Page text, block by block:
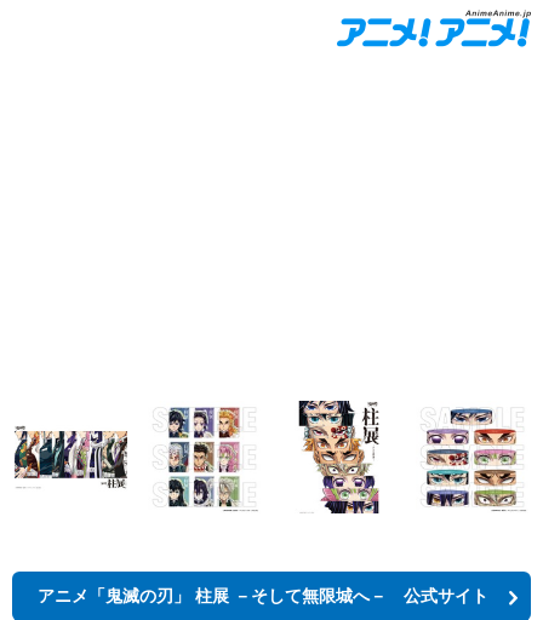
アニメ「鬼滅の刃」 柱展 －そして無限城へ－ 公式サイト